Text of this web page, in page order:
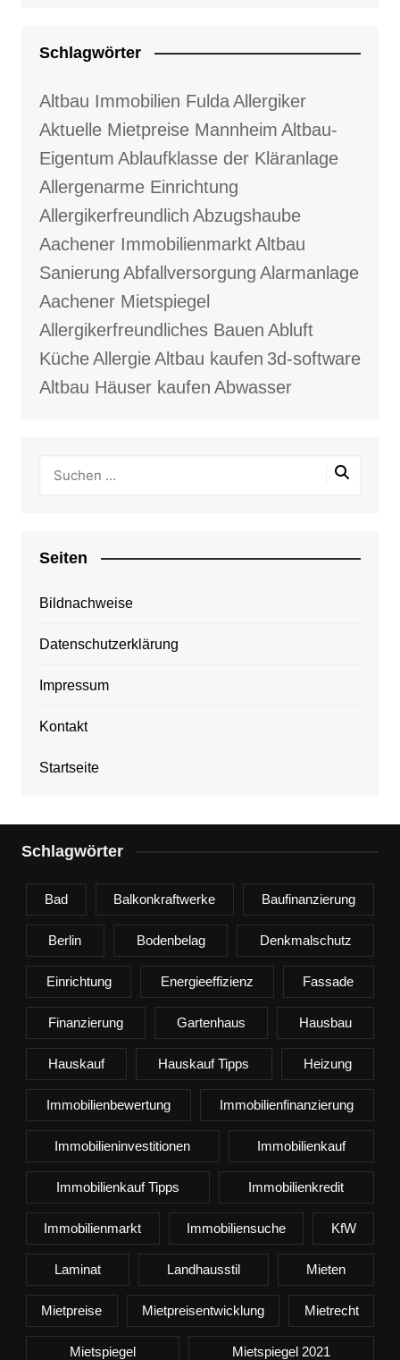
Schlagwörter
Altbau Immobilien FuldaAllergiker
Aktuelle Mietpreise Mannheim Altbau-
Eigentum Ablaufklasse der Kläranlage
Allergenarme Einrichtung
Allergikerfreundlich Abzugshaube
Aachener ImmobilienmarktAltbau
Sanierung Abfallversorgung Alarmanlage
Aachener Mietspiegel
Allergikerfreundliches Bauen Abluft
KücheAllergieAltbau kaufen 3d-software
Altbau Häuser kaufen Abwasser
Seiten
Bildnachweise
Datenschutzerklärung
Impressum
Kontakt
Startseite
Schlagwörter
Bad Balkonkraftwerke Baufinanzierung
Berlin Bodenbelag Denkmalschutz
Einrichtung Energieeffizienz Fassade
Finanzierung Gartenhaus Hausbau
Hauskauf Hauskauf Tipps Heizung
Immobilienbewertung Immobilienfinanzierung
Immobilieninvestitionen Immobilienkauf
Immobilienkauf Tipps Immobilienkredit
Immobilienmarkt Immobiliensuche KfW
Laminat Landhausstil Mieten
Mietpreise Mietpreisentwicklung Mietrecht
Mietspiegel Mietspiegel 2021